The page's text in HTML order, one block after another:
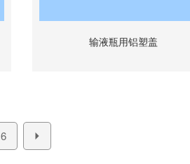
输液瓶用铝塑盖
6